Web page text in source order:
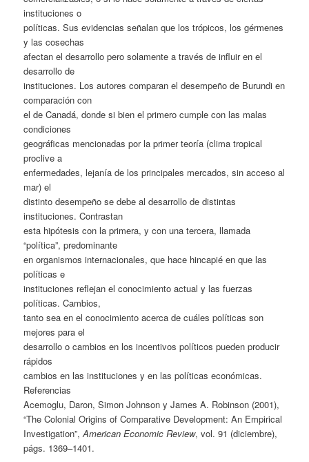
instituciones o
políticas. Sus evidencias señalan que los trópicos, los gérmenes
y las cosechas
afectan el desarrollo pero solamente a través de influir en el
desarrollo de
instituciones. Los autores comparan el desempeño de Burundi en
comparación con
el de Canadá, donde si bien el primero cumple con las malas
condiciones
geográficas mencionadas por la primer teoría (clima tropical
proclive a
enfermedades, lejanía de los principales mercados, sin acceso al
mar) el
distinto desempeño se debe al desarrollo de distintas
instituciones. Contrastan
esta hipótesis con la primera, y con una tercera, llamada
“política”, predominante
en organismos internacionales, que hace hincapié en que las
políticas e
instituciones reflejan el conocimiento actual y las fuerzas
políticas. Cambios,
tanto sea en el conocimiento acerca de cuáles políticas son
mejores para el
desarrollo o cambios en los incentivos políticos pueden producir
rápidos
cambios en las instituciones y en las políticas económicas.
Referencias
Acemoglu, Daron, Simon Johnson y James A. Robinson (2001),
“The Colonial Origins of Comparative Development: An Empirical
Investigation”,American Economic Review, vol. 91 (diciembre),
págs. 1369–1401.